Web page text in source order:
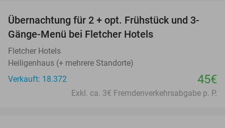
Übernachtung für 2 + opt. Frühstück und 3-
Gänge-Menü bei Fletcher Hotels
Fletcher Hotels
Heiligenhaus (+ mehrere Standorte)
Verkauft: 18.372
45€
Exkl. ca. 3€ Fremdenverkehrsabgabe p. P.